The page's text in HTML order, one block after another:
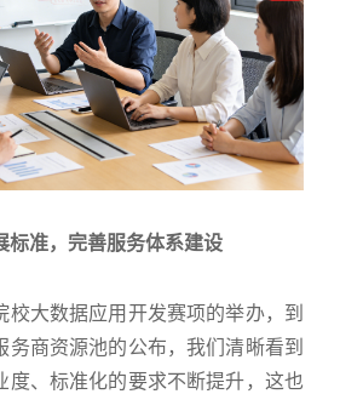
准，完善服务体系建设
大数据应用开发赛项的举办，到
务商资源池的公布，我们清晰看到
度、标准化的要求不断提升，这也